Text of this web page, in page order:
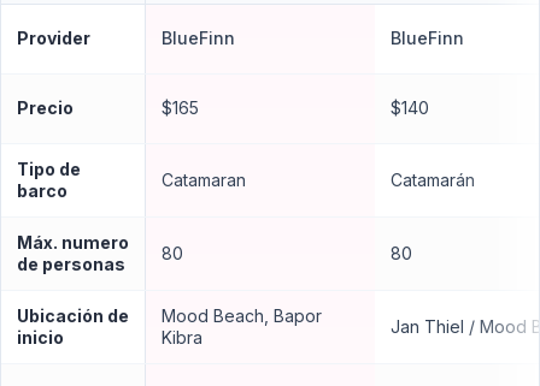
Provider BlueFinn BlueFinn
Precio $165 $140
Tipo de
barco
Catamaran Catamarán
Máx. numero
de personas
80 80
Ubicación de
inicio
Mood Beach, Bapor
Kibra
Jan Thiel / Mood